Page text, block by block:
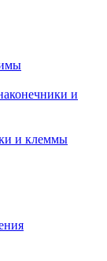
и
и клеммы